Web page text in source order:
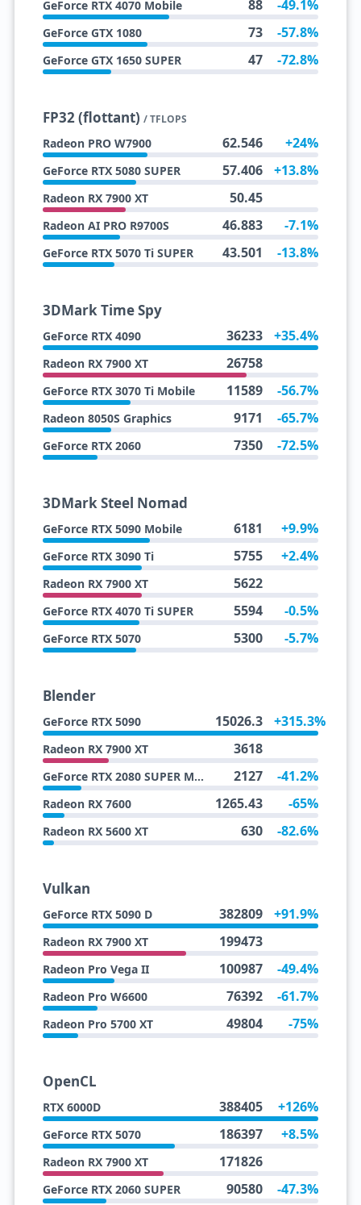
GeForce RTX 4070 Mobile 88 -49.1%
GeForce GTX 1080 73 -57.8%
GeForce GTX 1650 SUPER 47 -72.8%
FP32 (flottant) / TFLOPS
Radeon PRO W7900 62.546 +24%
GeForce RTX 5080 SUPER 57.406 +13.8%
Radeon RX 7900 XT 50.45
Radeon AI PRO R9700S 46.883 -7.1%
GeForce RTX 5070 Ti SUPER 43.501 -13.8%
3DMark Time Spy
GeForce RTX 4090 36233 +35.4%
Radeon RX 7900 XT 26758
GeForce RTX 3070 Ti Mobile 11589 -56.7%
Radeon 8050S Graphics 9171 -65.7%
GeForce RTX 2060 7350 -72.5%
3DMark Steel Nomad
GeForce RTX 5090 Mobile 6181 +9.9%
GeForce RTX 3090 Ti 5755 +2.4%
Radeon RX 7900 XT 5622
GeForce RTX 4070 Ti SUPER 5594 -0.5%
GeForce RTX 5070 5300 -5.7%
Blender
GeForce RTX 5090 15026.3 +315.3%
Radeon RX 7900 XT 3618
GeForce RTX 2080 SUPER Max Q 2127 -41.2%
Radeon RX 7600 1265.43 -65%
Radeon RX 5600 XT 630 -82.6%
Vulkan
GeForce RTX 5090 D 382809 +91.9%
Radeon RX 7900 XT 199473
Radeon Pro Vega II 100987 -49.4%
Radeon Pro W6600 76392 -61.7%
Radeon Pro 5700 XT 49804 -75%
OpenCL
RTX 6000D 388405 +126%
GeForce RTX 5070 186397 +8.5%
Radeon RX 7900 XT 171826
GeForce RTX 2060 SUPER 90580 -47.3%